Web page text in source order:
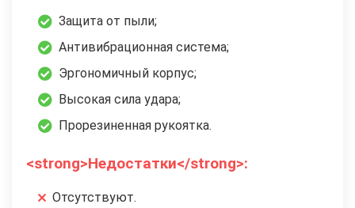
Защита от пыли;
Антивибрационная система;
Эргономичный корпус;
Высокая сила удара;
Прорезиненная рукоятка.
<strong>Недостатки</strong>:
Отсутствуют.